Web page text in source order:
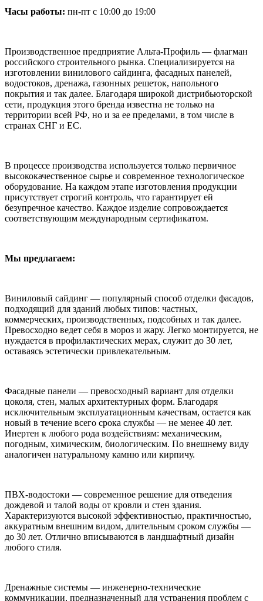
Часы работы: пн-пт с 10:00 до 19:00
Производственное предприятие Альта-Профиль — флагман
российского строительного рынка. Специализируется на
изготовлении винилового сайдинга, фасадных панелей,
водостоков, дренажа, газонных решеток, напольного
покрытия и так далее. Благодаря широкой дистрибьюторской
сети, продукция этого бренда известна не только на
территории всей РФ, но и за ее пределами, в том числе в
странах СНГ и ЕС.
В процессе производства используется только первичное
высококачественное сырье и современное технологическое
оборудование. На каждом этапе изготовления продукции
присутствует строгий контроль, что гарантирует ей
безупречное качество. Каждое изделие сопровождается
соответствующим международным сертификатом.
Мы предлагаем:
Виниловый сайдинг — популярный способ отделки фасадов,
подходящий для зданий любых типов: частных,
коммерческих, производственных, подсобных и так далее.
Превосходно ведет себя в мороз и жару. Легко монтируется, не
нуждается в профилактических мерах, служит до 30 лет,
оставаясь эстетически привлекательным.
Фасадные панели — превосходный вариант для отделки
цоколя, стен, малых архитектурных форм. Благодаря
исключительным эксплуатационным качествам, остается как
новый в течение всего срока службы — не менее 40 лет.
Инертен к любого рода воздействиям: механическим,
погодным, химическим, биологическим. По внешнему виду
аналогичен натуральному камню или кирпичу.
ПВХ-водостоки — современное решение для отведения
дождевой и талой воды от кровли и стен здания.
Характеризуются высокой эффективностью, практичностью,
аккуратным внешним видом, длительным сроком службы —
до 30 лет. Отлично вписываются в ландшафтный дизайн
любого стиля.
Дренажные системы — инженерно-технические
коммуникации, предназначенный для устранения проблем с